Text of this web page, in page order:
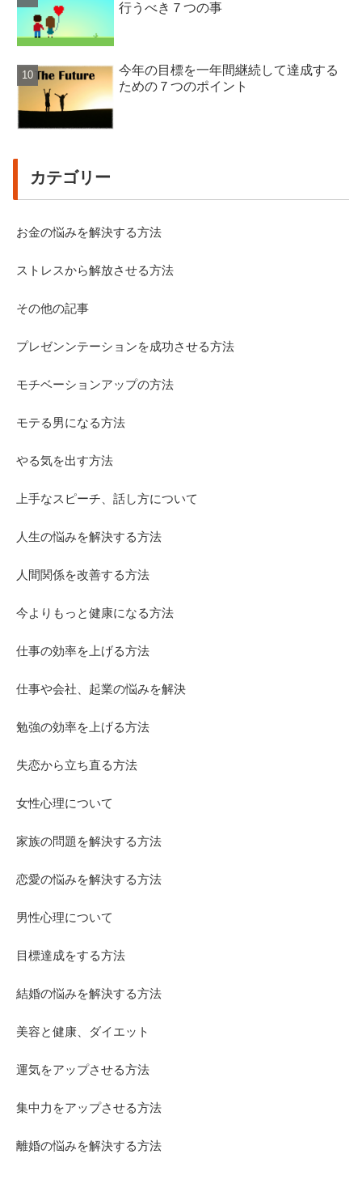
行うべき７つの事
今年の目標を一年間継続して達成する
ための７つのポイント
カテゴリー
お金の悩みを解決する方法
ストレスから解放させる方法
その他の記事
プレゼンンテーションを成功させる方法
モチベーションアップの方法
モテる男になる方法
やる気を出す方法
上手なスピーチ、話し方について
人生の悩みを解決する方法
人間関係を改善する方法
今よりもっと健康になる方法
仕事の効率を上げる方法
仕事や会社、起業の悩みを解決
勉強の効率を上げる方法
失恋から立ち直る方法
女性心理について
家族の問題を解決する方法
恋愛の悩みを解決する方法
男性心理について
目標達成をする方法
結婚の悩みを解決する方法
美容と健康、ダイエット
運気をアップさせる方法
集中力をアップさせる方法
離婚の悩みを解決する方法